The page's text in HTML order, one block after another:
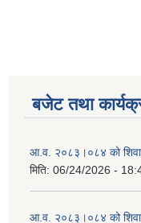
बजेट तथा
आ.व. २०८३।०८४ को
मिति: 06/24/2026 -
आ.व. २०८३।०८४ को